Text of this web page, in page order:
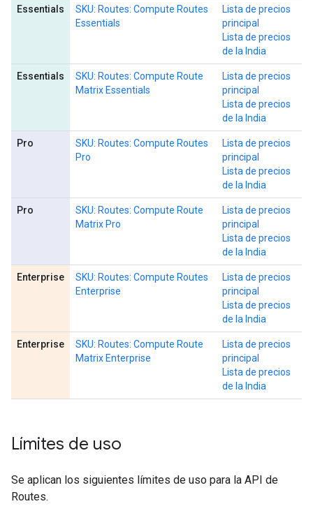
Essentials
SKU: Routes: Compute Routes
Essentials
Lista de precios
principal
Lista de precios
de la India
Essentials
SKU: Routes: Compute Route
Matrix Essentials
Lista de precios
principal
Lista de precios
de la India
Pro
SKU: Routes: Compute Routes
Pro
Lista de precios
principal
Lista de precios
de la India
Pro
SKU: Routes: Compute Route
Matrix Pro
Lista de precios
principal
Lista de precios
de la India
Enterprise
SKU: Routes: Compute Routes
Enterprise
Lista de precios
principal
Lista de precios
de la India
Enterprise
SKU: Routes: Compute Route
Matrix Enterprise
Lista de precios
principal
Lista de precios
de la India
Límites de uso
Se aplican los siguientes límites de uso para la API de
Routes.